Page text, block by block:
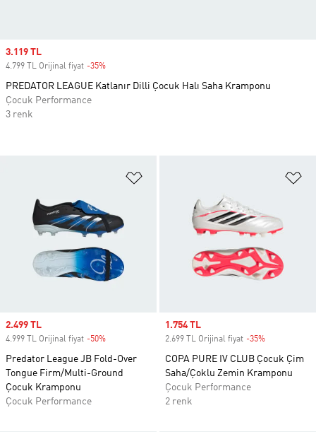
Sale price
2.499 TL
4.999 TL Orijinal fiyat -50%
Predator League JB Fold-Over
Tongue Firm/Multi-Ground
Çocuk Kramponu
Çocuk Performance
Sale price
1.754 TL
2.699 TL Orijinal fiyat -35%
COPA PURE IV CLUB Çocuk Çim
Saha/Çoklu Zemin Kramponu
Çocuk Performance
2 renk
Sale price
3.119 TL
4.799 TL Orijinal fiyat -35%
PREDATOR LEAGUE Katlanır Dilli Çocuk Halı Saha Kramponu
Çocuk Performance
3 renk